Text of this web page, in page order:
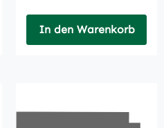
In den Warenkorb